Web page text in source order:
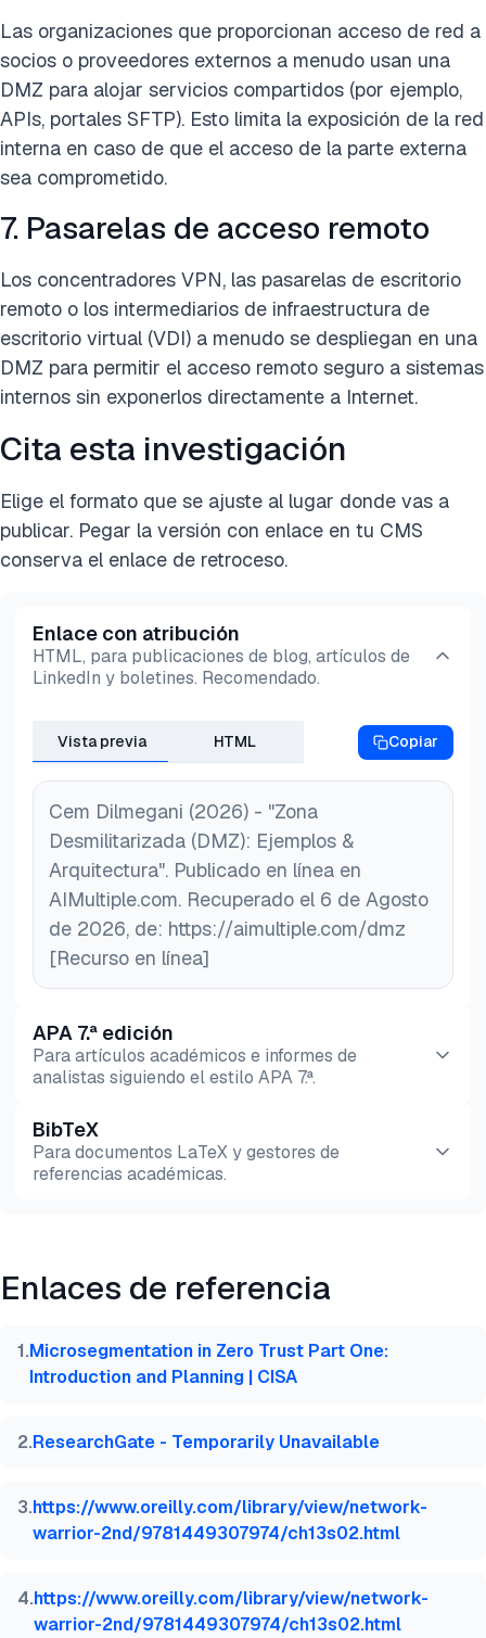
Las organizaciones que proporcionan acceso de red a
socios o proveedores externos a menudo usan una
DMZ para alojar servicios compartidos (por ejemplo,
APIs, portales SFTP). Esto limita la exposición de la red
interna en caso de que el acceso de la parte externa
sea comprometido.
7. Pasarelas de acceso remoto
Los concentradores VPN, las pasarelas de escritorio
remoto o los intermediarios de infraestructura de
escritorio virtual (VDI) a menudo se despliegan en una
DMZ para permitir el acceso remoto seguro a sistemas
internos sin exponerlos directamente a Internet.
Cita esta investigación
Elige el formato que se ajuste al lugar donde vas a
publicar. Pegar la versión con enlace en tu CMS
conserva el enlace de retroceso.
Enlace con atribución
HTML, para publicaciones de blog, artículos de
LinkedIn y boletines. Recomendado.
Vista previa HTML Copiar
Cem Dilmegani (2026) - "Zona
Desmilitarizada (DMZ): Ejemplos &
Arquitectura". Publicado en línea en
AIMultiple.com. Recuperado el 6 de Agosto
de 2026, de: https://aimultiple.com/dmz
[Recurso en línea]
APA 7.ª edición
Para artículos académicos e informes de
analistas siguiendo el estilo APA 7.ª.
Vista previa HTML
BibTeX
Para documentos LaTeX y gestores de
referencias académicas.
@misc{dilmegani2026,
title  = {{Zona Desmilitarizada (DMZ): Ejemplos
  month  = aug,
}
Enlaces de referencia
1.Microsegmentation in Zero Trust Part One:
Introduction and Planning | CISA
2.ResearchGate - Temporarily Unavailable
3.https://www.oreilly.com/library/view/network-
warrior-2nd/9781449307974/ch13s02.html
4.https://www.oreilly.com/library/view/network-
warrior-2nd/9781449307974/ch13s02.html